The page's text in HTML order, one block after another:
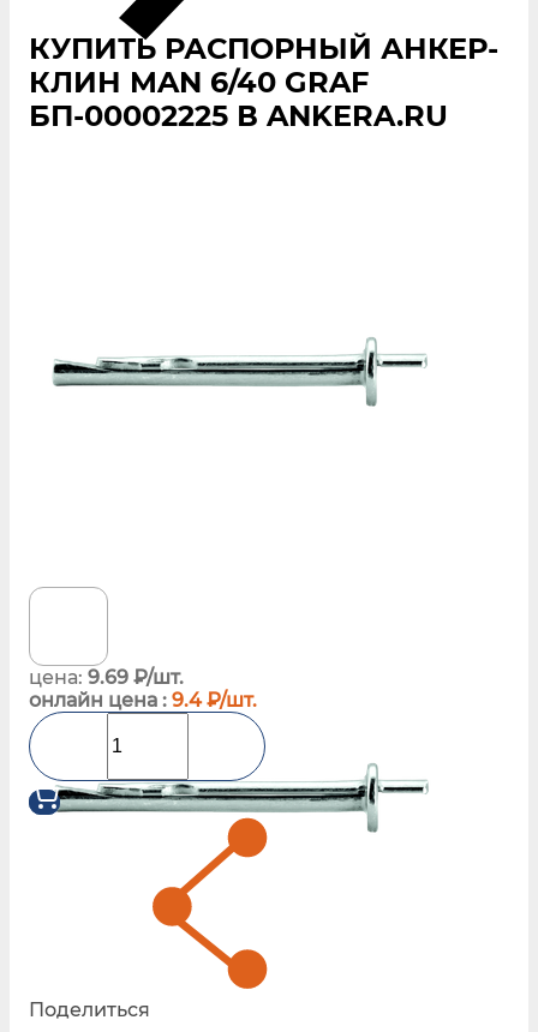
КУПИТЬ РАСПОРНЫЙ АНКЕР-
КЛИН MAN 6/40 GRAF
БП-00002225 В ANKERA.RU
цена: 9.69 ₽/шт.
онлайн цена : 9.4 ₽/шт.
Поделиться